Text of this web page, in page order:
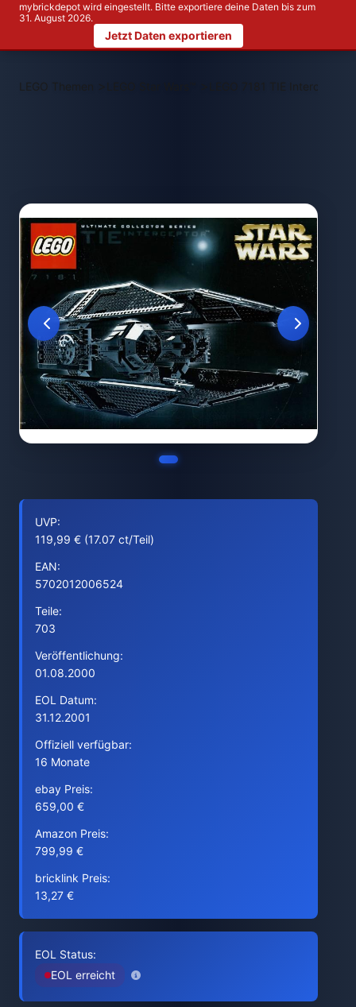
mybrickdepot wird eingestellt. Bitte exportiere deine Daten bis zum
31. August 2026.
Jetzt Daten exportieren
LEGO Themen > LEGO 7181 TIE Interceptor
UVP:
119,99 € (17.07 ct/Teil)
EAN:
5702012006524
Teile:
703
Veröffentlichung:
01.08.2000
EOL Datum:
31.12.2001
Offiziell verfügbar:
16 Monate
ebay Preis:
659,00 €
Amazon Preis:
799,99 €
bricklink Preis:
13,27 €
EOL Status:
EOL erreicht